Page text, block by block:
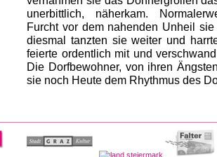
unerbittlich, näherkam.
Furcht vor dem nahenden Unheil
diesmal tanzten sie weiter und
feierte ordentlich mit und
Die Dorfbewohner, von ihren
sie noch Heute dem Rhythmus des